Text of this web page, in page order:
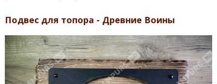
Подвес для топора - Древние Воины